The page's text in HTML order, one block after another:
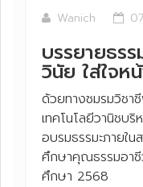
Wanich
บรรยายธร
วินัย ใส่ใจห
ด้วยทางชมรมวิชา
เทคโนโลยีวานิชบ
อบรมธรรมะภายใ
ศึกษาคุณธรรมอาชี
ศึกษา 2568